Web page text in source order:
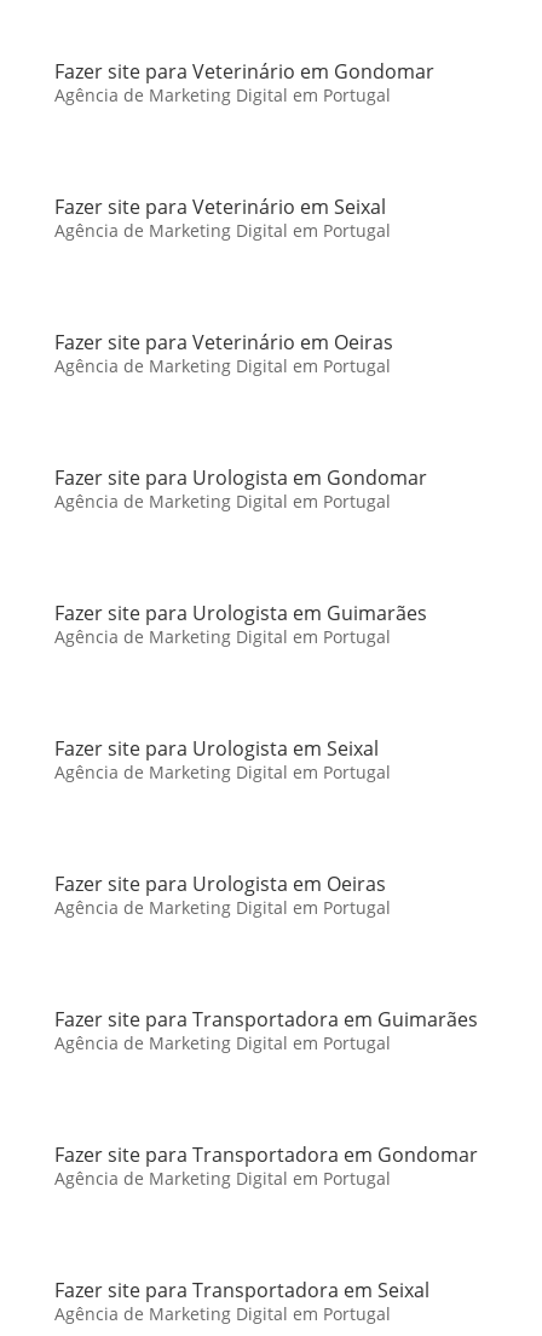
Fazer site para Veterinário em Gondomar
Agência de Marketing Digital em Portugal
Fazer site para Veterinário em Seixal
Agência de Marketing Digital em Portugal
Fazer site para Veterinário em Oeiras
Agência de Marketing Digital em Portugal
Fazer site para Urologista em Gondomar
Agência de Marketing Digital em Portugal
Fazer site para Urologista em Guimarães
Agência de Marketing Digital em Portugal
Fazer site para Urologista em Seixal
Agência de Marketing Digital em Portugal
Fazer site para Urologista em Oeiras
Agência de Marketing Digital em Portugal
Fazer site para Transportadora em Guimarães
Agência de Marketing Digital em Portugal
Fazer site para Transportadora em Gondomar
Agência de Marketing Digital em Portugal
Fazer site para Transportadora em Seixal
Agência de Marketing Digital em Portugal